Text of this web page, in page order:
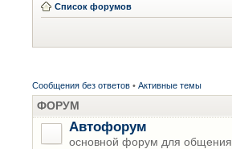
Список форумов
Сообщения без ответов • Активные темы
ФОРУМ
Автофорум
основной форум для общения